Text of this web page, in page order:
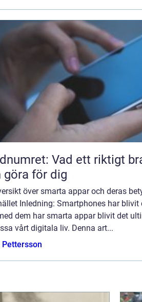
Vad ett riktigt
göra för dig
över smarta appar och deras
Inledning: Smartphones har blivit
dem har smarta appar blivit det
vårt digitala liv. Denna art...